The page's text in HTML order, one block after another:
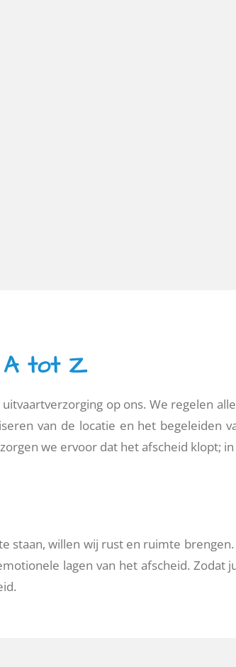
A tot Z
op ons. We regelen
van de locatie en het begeleiden
we ervoor dat het afscheid klopt;
staan, willen wij rust en ruimte
lagen van het afscheid.